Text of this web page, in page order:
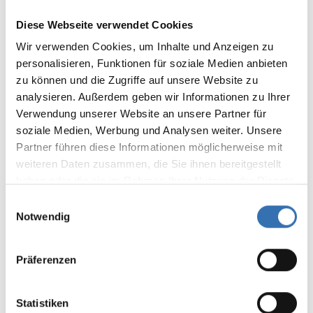
Diese Webseite verwendet Cookies
Wir verwenden Cookies, um Inhalte und Anzeigen zu
personalisieren, Funktionen für soziale Medien anbieten
zu können und die Zugriffe auf unsere Website zu
analysieren. Außerdem geben wir Informationen zu Ihrer
Verwendung unserer Website an unsere Partner für
soziale Medien, Werbung und Analysen weiter. Unsere
Partner führen diese Informationen möglicherweise mit
weiteren Daten zusammen, die Sie ihnen bereitgestellt
Notwendig
Präferenzen
Statistiken
beim Drüberreiben kratzende Nase (dem
Anschein nach vom Abreißen)
hervorsteht. Zum beabsichtigten Zweck
("Bezahlen" beim gemeinsamen
Schafkopfspiel) eignen sich die Münzen
dennoch sehr gut.
Die meisten Münzen weisen an der Kante
beim Drüberreiben kratzende Nase (dem